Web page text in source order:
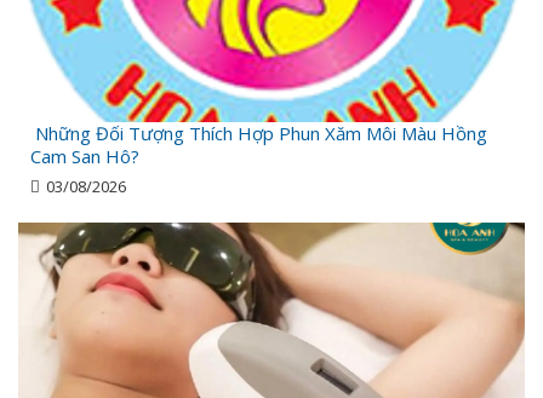
Những Đối Tượng Thích Hợp Phun Xăm Môi Màu Hồng
Cam San Hô?
03/08/2026